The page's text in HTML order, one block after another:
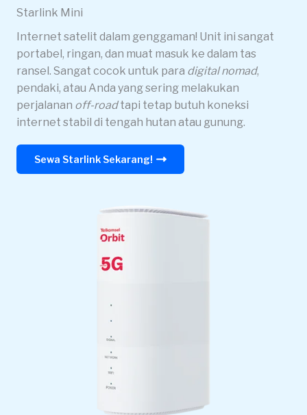
Starlink Mini
Internet satelit dalam genggaman! Unit ini sangat
portabel, ringan, dan muat masuk ke dalam tas
ransel. Sangat cocok untuk para digital nomad,
pendaki, atau Anda yang sering melakukan
perjalanan off-roadtapi tetap butuh koneksi
internet stabil di tengah hutan atau gunung.
Sewa Starlink Sekarang!